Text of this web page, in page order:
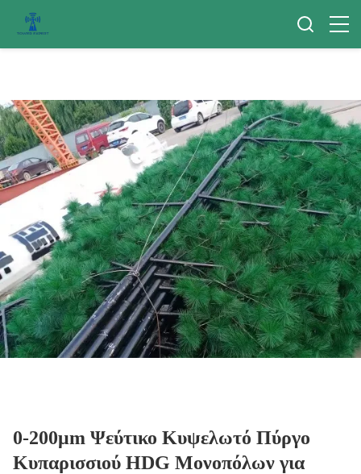
0-200μm Ψεύτικο Κυψελωτό Πύργο
Κυπαρισσιού HDG Μονοπόλων για